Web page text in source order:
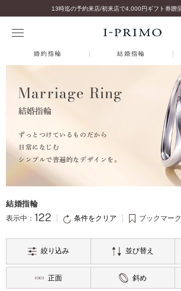
婚約指輪 結婚指輪
Marriage Ring
結婚指輪
ずっとつけているものだから
日常になじむ
シンプルで普遍的なデザインを。
結婚指輪
表示中： 122 条件をクリア ブックマーク
絞り込み 並び替え
正面 斜め